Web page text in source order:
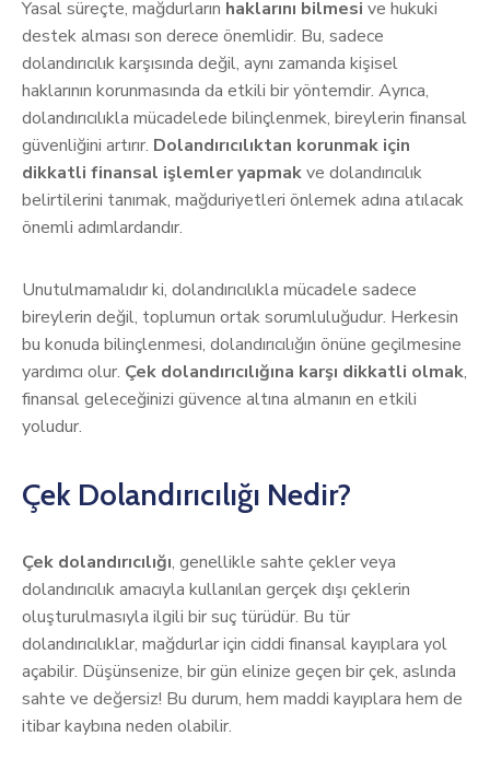
Yasal süreçte, mağdurların haklarını bilmesi ve hukuki
destek alması son derece önemlidir. Bu, sadece
dolandırıcılık karşısında değil, aynı zamanda kişisel
haklarının korunmasında da etkili bir yöntemdir. Ayrıca,
dolandırıcılıkla mücadelede bilinçlenmek, bireylerin finansal
güvenliğini artırır. Dolandırıcılıktan korunmak için
dikkatli finansal işlemler yapmakve dolandırıcılık
belirtilerini tanımak, mağduriyetleri önlemek adına atılacak
önemli adımlardandır.
Unutulmamalıdır ki, dolandırıcılıkla mücadele sadece
bireylerin değil, toplumun ortak sorumluluğudur. Herkesin
bu konuda bilinçlenmesi, dolandırıcılığın önüne geçilmesine
yardımcı olur. Çek dolandırıcılığına karşı dikkatli olmak,
finansal geleceğinizi güvence altına almanın en etkili
yoludur.
Çek Dolandırıcılığı Nedir?
Çek dolandırıcılığı, genellikle sahte çekler veya
dolandırıcılık amacıyla kullanılan gerçek dışı çeklerin
oluşturulmasıyla ilgili bir suç türüdür. Bu tür
dolandırıcılıklar, mağdurlar için ciddi finansal kayıplara yol
açabilir. Düşünsenize, bir gün elinize geçen bir çek, aslında
sahte ve değersiz! Bu durum, hem maddi kayıplara hem de
itibar kaybına neden olabilir.